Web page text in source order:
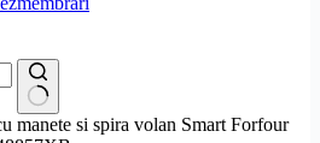
manete si spira volan Smart Forfour